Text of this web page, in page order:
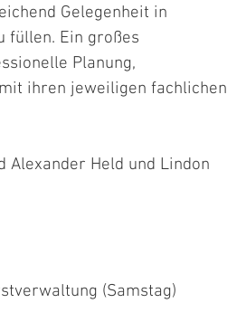
Gelegenheit in
füllen. Ein großes
Planung,
ihren jeweiligen fachlichen
Alexander Held und Lindon
(Samstag)